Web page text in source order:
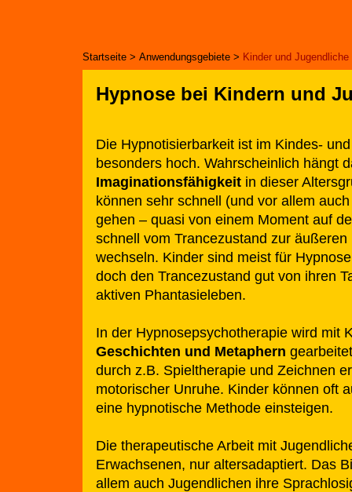
Startseite > Anwendungsgebiete > Kinder und Jugendliche
Hypnose bei Kindern und
Die Hypnotisierbarkeit ist im Kindes-
besonders hoch. Wahrscheinlich hängt
Imaginationsfähigkeit in dieser
können sehr schnell (und vor allem
gehen – quasi von einem Moment auf
schnell vom Trancezustand zur
wechseln. Kinder sind meist für
doch den Trancezustand gut von ihren
aktiven Phantasieleben.
In der Hypnosepsychotherapie wird mit
Geschichten und Metaphern
durch z.B. Spieltherapie und Zeichnen
motorischer Unruhe. Kinder können oft
eine hypnotische Methode einsteigen.
Die therapeutische Arbeit mit
Erwachsenen, nur altersadaptiert. Das
allem auch Jugendlichen ihre